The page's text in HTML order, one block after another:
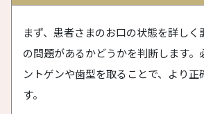
まず、患者さまのお口の状態を詳しく
の問題があるかどうかを判断します。
ントゲンや歯型を取ることで、より正
す。